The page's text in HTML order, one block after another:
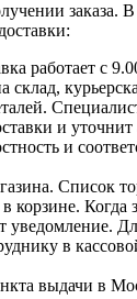
заказа.
работает с
склад,
и
и
Список
корзине. Когда
уведомление.
в
выдачи в